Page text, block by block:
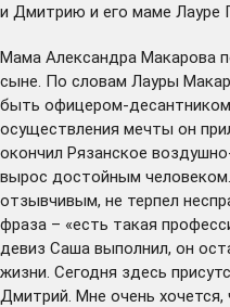
и Дмитрию и его маме Лауре
Мама Александра Макарова
сыне. По словам Лауры
быть офицером-
осуществления мечты он
окончил Рязанское
вырос достойным
отзывчивым, не терпел
фраза – «есть такая
девиз Саша выполнил, он
жизни. Сегодня здесь
Дмитрий. Мне очень